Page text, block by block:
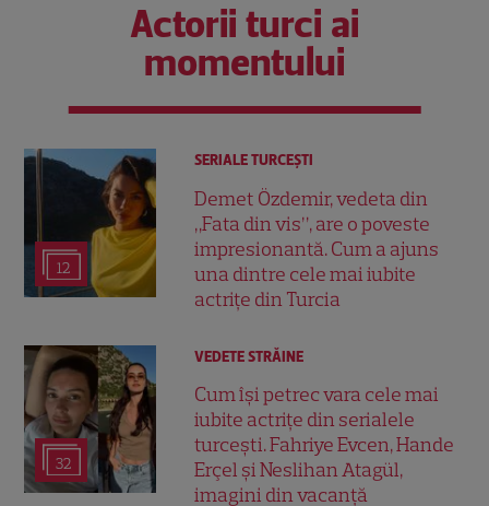
Actorii turci ai
momentului
12
SERIALE TURCEŞTI
Demet Özdemir, vedeta din
„Fata din vis”, are o poveste
impresionantă. Cum a ajuns
una dintre cele mai iubite
actrițe din Turcia
32
VEDETE STRĂINE
Cum își petrec vara cele mai
iubite actrițe din serialele
turcești. Fahriye Evcen, Hande
Erçel și Neslihan Atagül,
imagini din vacanță